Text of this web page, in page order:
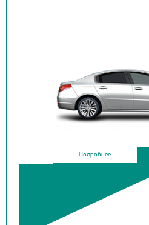
Подробнее